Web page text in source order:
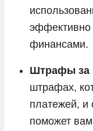
эффективно
финансами.
Штрафы за
штрафах,
платежей, и
поможет